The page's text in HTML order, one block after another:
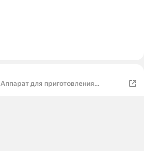
для приготовления